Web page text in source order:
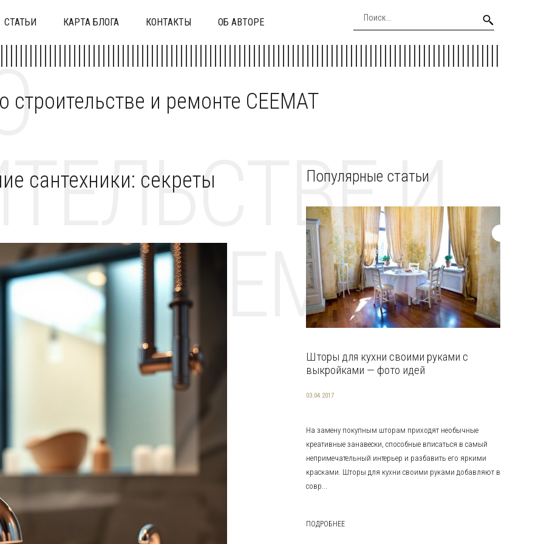
СТАТЬИ КАРТА БЛОГА КОНТАКТЫ ОБ АВТОРЕ
строительстве и ремонте CEEMAT
И
CEEMAT
сантехники: секреты Популярные статьи
Шторы для кухни своими руками с
выкройками — фото идей
03.04.2017
На замену покупным шторам приходят необычные
креативные занавески, способные вписаться в самый
непримечательный интерьер и разбавить его яркими
красками. Шторы для кухни своими руками добавляют в
совр...
ПОДРОБНЕЕ